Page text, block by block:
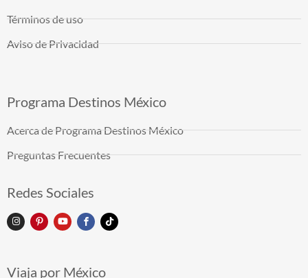
Términos de uso
Aviso de Privacidad
Programa Destinos México
Acerca de Programa Destinos México
Preguntas Frecuentes
Redes Sociales
Viaja por México